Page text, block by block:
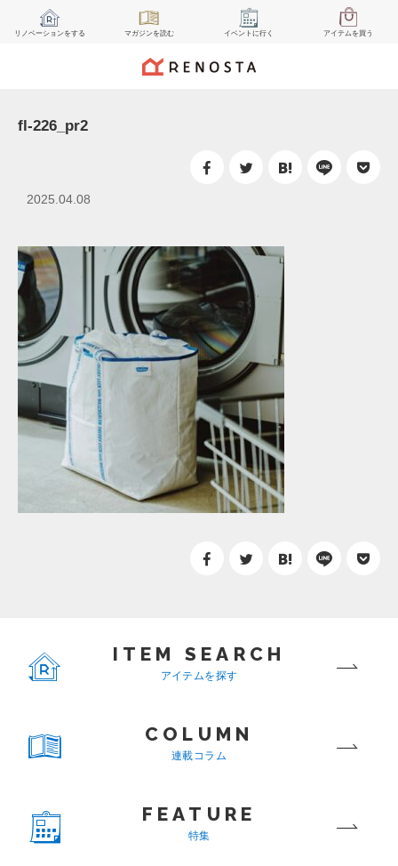
リノベーションをする マガジンを読む イベント に行く アイテムを買う
fl-226_pr2
2025.04.08
ITEM SEARCH
アイテムを探す
COLUMN
連載コラム
FEATURE
特集